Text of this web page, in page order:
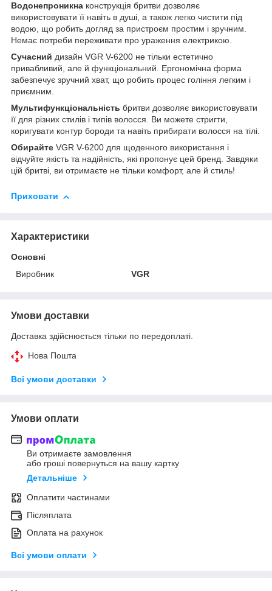
Водонепроникна конструкція бритви дозволяє
використовувати її навіть в душі, а також легко чистити під
водою, що робить догляд за пристроєм простим і зручним.
Немає потреби переживати про ураження електрикою.
Сучасний дизайн VGR V-6200 не тільки естетично
привабливий, але й функціональний. Ергономічна форма
забезпечує зручний хват, що робить процес гоління легким і
приємним.
Мультифункціональність бритви дозволяє використовувати
її для різних стилів і типів волосся. Ви можете стригти,
коригувати контур бороди та навіть прибирати волосся на тілі.
Обирайте VGR V-6200 для щоденного використання і
відчуйте якість та надійність, які пропонує цей бренд. Завдяки
цій бритві, ви отримаєте не тільки комфорт, але й стиль!
Приховати
Характеристики
Основні
Виробник
VGR
Умови доставки
Доставка здійснюється тільки по передоплаті.
Нова Пошта
Всі умови доставки
Умови оплати
Ви отримаєте замовлення
або гроші повернуться на вашу картку
Детальніше
Оплатити частинами
Післяплата
Оплата на рахунок
Всі умови оплати